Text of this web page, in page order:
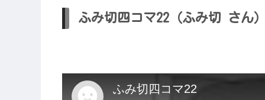
ふみ切四コマ22（ふみ切 さん